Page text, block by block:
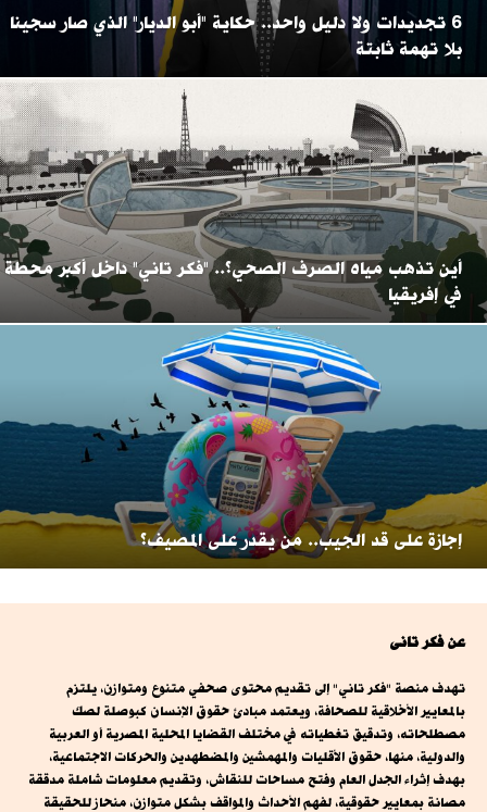
6 تجديدات ولا دليل واحد.. حكاية "أبو الديار" الذي صار سجينا
بلا تهمة ثابتة
أين تذهب مياه الصرف الصحي؟.. "فكر تاني" داخل أكبر محطة
في إفريقيا
إجازة على قد الجيب.. من يقدر على المصيف؟
عن فكر تانى
تهدف منصة "فكر تاني" إلى تقديم محتوى صحفي متنوع ومتوازن، يلتزم
بالمعايير الأخلاقية للصحافة، ويعتمد مبادئ حقوق الإنسان كبوصلة لصك
مصطلحاته، وتدقيق تغطياته في مختلف القضايا المحلية المصرية أو العربية
والدولية، منها، حقوق الأقليات والمهمشين والمضطهدين والحركات الاجتماعية،
بهدف إثراء الجدل العام وفتح مساحات للنقاش، وتقديم معلومات شاملة مدققة
مصانة بمعايير حقوقية، لفهم الأحداث والمواقف بشكل متوازن، منحاز للحقيقة